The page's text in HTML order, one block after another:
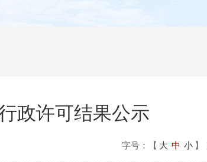
政许可结果公示
字号：【 大 中 小 】